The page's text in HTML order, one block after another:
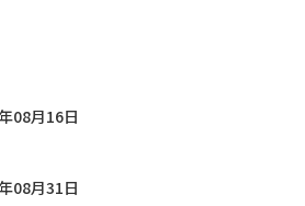
08月16日
08月31日